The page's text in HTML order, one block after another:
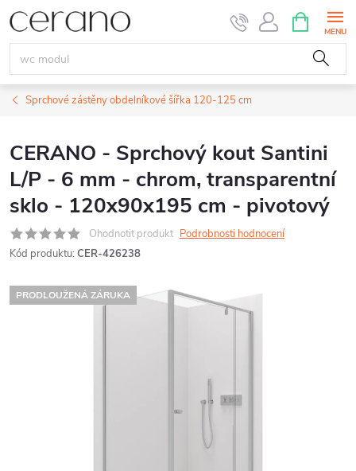
Přejít
na
obsah
NÁKUPNÍ
KOŠÍK
Sprchové zástěny obdelníkové šířka 120-125 cm
CERANO - Sprchový kout Santini
L/P - 6 mm - chrom, transparentní
sklo - 120x90x195 cm - pivotový
Ohodnotit produkt Podrobnosti hodnocení
Kód produktu: CER-426238
PRODLOUŽENÁ ZÁRUKA